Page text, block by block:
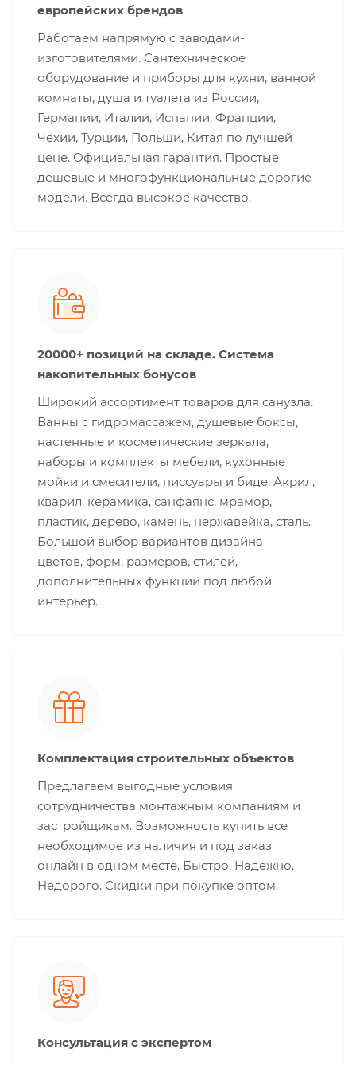
европейских брендов
Работаем напрямую с заводами-
изготовителями. Сантехническое
оборудование и приборы для кухни, ванной
комнаты, душа и туалета из России,
Германии, Италии, Испании, Франции,
Чехии, Турции, Польши, Китая по лучшей
цене. Официальная гарантия. Простые
дешевые и многофункциональные дорогие
модели. Всегда высокое качество.
20000+ позиций на складе. Система
накопительных бонусов
Широкий ассортимент товаров для санузла.
Ванны с гидромассажем, душевые боксы,
настенные и косметические зеркала,
наборы и комплекты мебели, кухонные
мойки и смесители, писсуары и биде. Акрил,
кварил, керамика, санфаянс, мрамор,
пластик, дерево, камень, нержавейка, сталь.
Большой выбор вариантов дизайна —
цветов, форм, размеров, стилей,
дополнительных функций под любой
интерьер.
Комплектация строительных объектов
Предлагаем выгодные условия
сотрудничества монтажным компаниям и
застройщикам. Возможность купить все
необходимое из наличия и под заказ
онлайн в одном месте. Быстро. Надежно.
Недорого. Скидки при покупке оптом.
Консультация с экспертом